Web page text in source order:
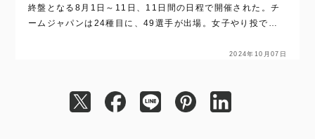
終盤となる8月1日～11日、11日間の日程で開催された。チ
ームジャパンは24種目に、49選手が出場。女子やり投で金
2024年10月07日